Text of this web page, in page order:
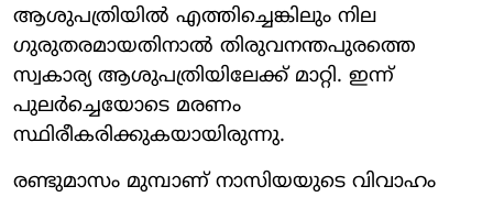
ആശുപത്രിയില്‍ എത്തിച്ചെങ്കിലും നില
ഗുരുതരമായതിനാല്‍ തിരുവനന്തപുരത്തെ
സ്വകാര്യ ആശുപത്രിയിലേക്ക് മാറ്റി. ഇന്ന്
പുലര്‍ച്ചെയോടെ മരണം
സ്ഥിരീകരിക്കുകയായിരുന്നു.
രണ്ടുമാസം മുമ്പാണ് നാസിയയുടെ വിവാഹം